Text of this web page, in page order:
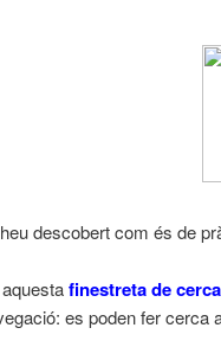
descobert com és de
finestreta de
es poden fer